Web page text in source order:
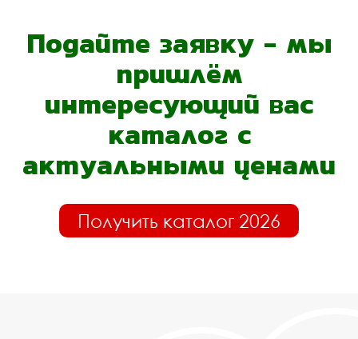
Подайте заявку - мы
пришлём
интересующий вас
каталог с
актуальными ценами
Получить каталог 2026